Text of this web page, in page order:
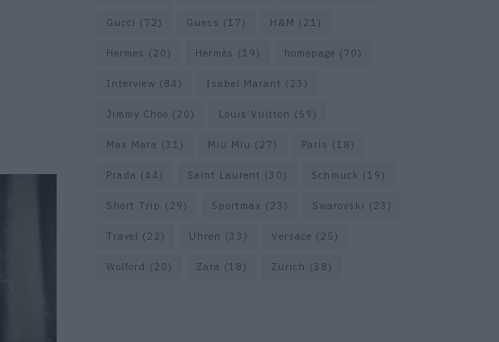
Gucci (72) Guess (17) H&M (21)
Hermes (20) Hermès (19) homepage (70)
Interview (84) Isabel Marant (23)
Jimmy Choo (20) Louis Vuitton (59)
Max Mara (31) Miu Miu (27) Paris (18)
Prada (44) Saint Laurent (30) Schmuck (19)
Short Trip (29) Sportmax (23) Swarovski (23)
Travel (22) Uhren (33) Versace (25)
Wolford (20) Zara (18) Zürich (38)